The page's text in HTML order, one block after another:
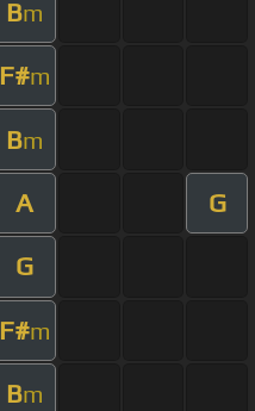
Bm
F#m
Bm
A G
G
F#m
Bm